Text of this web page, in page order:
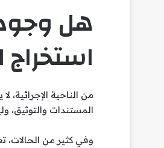
هل
من الناحية
المستندات
وفي كثير من الحالات،